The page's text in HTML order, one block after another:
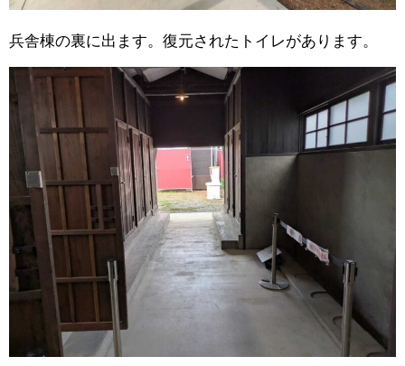
兵舎棟の裏に出ます。復元されたトイレがあります。